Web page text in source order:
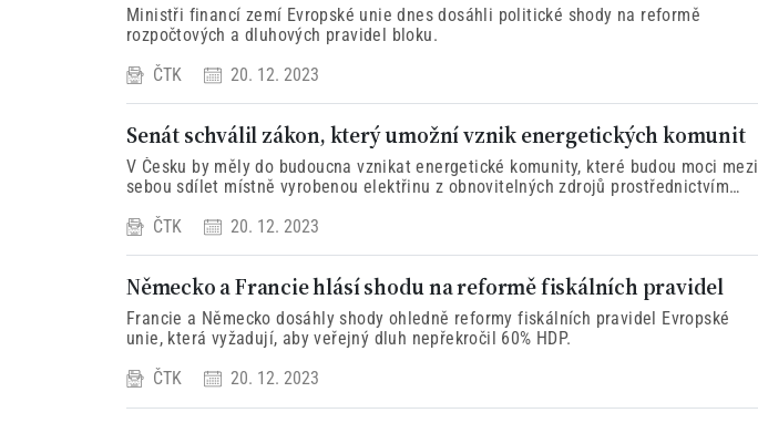
Ministři financí zemí Evropské unie dnes dosáhli politické shody na reformě
rozpočtových a dluhových pravidel bloku.
ČTK 20. 12. 2023
Senát schválil zákon, který umožní vznik energetických komunit
V Česku by měly do budoucna vznikat energetické komunity, které budou moci mezi
sebou sdílet místně vyrobenou elektřinu z obnovitelných zdrojů prostřednictvím
ČTK 20. 12. 2023
Německo a Francie hlásí shodu na reformě fiskálních pravidel
Francie a Německo dosáhly shody ohledně reformy fiskálních pravidel Evropské
unie, která vyžadují, aby veřejný dluh nepřekročil 60% HDP.
ČTK 20. 12. 2023